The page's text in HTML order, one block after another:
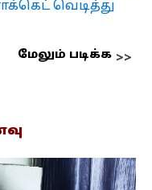
வெடித்து
மேலும் படிக்க